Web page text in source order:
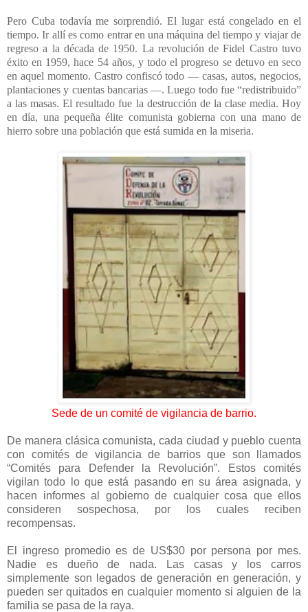
Pero Cuba todavía me sorprendió. El lugar está congelado en el
tiempo. Ir allí es como entrar en una máquina del tiempo y viajar de
regreso a la década de 1950. La revolución de Fidel Castro tuvo
éxito en 1959, hace 54 años, y todo el progreso se detuvo en seco
en aquel momento. Castro confiscó todo— casas, autos, negocios,
plantaciones y cuentas bancarias —. Luego todo fue “redistribuido”
a las masas. El resultado fue la destrucción de la clase media. Hoy
en día, una pequeña élite comunista gobierna con una mano de
hierro sobre una población que está sumida en la miseria.
Sede de un comité de vigilancia de barrio.
De manera clásica comunista, cada ciudad y pueblo cuenta
con comités de vigilancia de barrios que son llamados
“Comités para Defender la Revolución”. Estos comités
vigilan todo lo que está pasando en su área asignada, y
hacen informes al gobierno de cualquier cosa que ellos
consideren sospechosa, por los cuales reciben
recompensas.
El ingreso promedio es de US$30 por persona por mes.
Nadie es dueño de nada. Las casas y los carros
simplemente son legados de generación en generación, y
pueden ser quitados en cualquier momento si alguien de la
familia se pasa de la raya.